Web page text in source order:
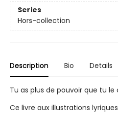
Series
Hors-collection
Description Bio Details
Tu as plus de pouvoir que tu le
Ce livre aux illustrations